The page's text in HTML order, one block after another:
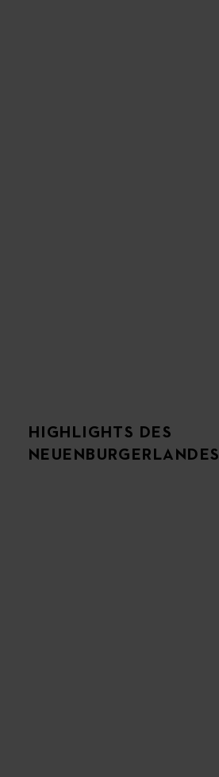
HIGHLIGHTS DES
NEUENBURGERLANDES